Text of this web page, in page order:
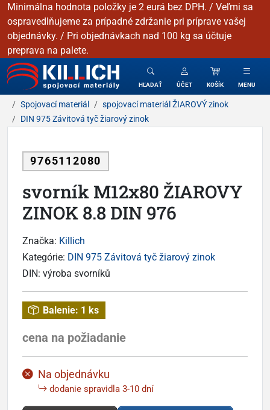
Minimálna hodnota položky je 2 eurá bez DPH. / Veľmi sa
ospravedlňujeme za prípadné zdržanie pri príprave vašej
objednávky. / Pri objednávkach nad 100 kg sa účtuje
preprava na palete.
KILLICH - Spojovacie materiály
HĽADAŤ ÚČET KOŠÍK MENU
Spojovací materiál
spojovací materiál ŽIAROVÝ zinok
DIN 975 Závitová tyč žiarový zinok
9765112080
svorník M12x80 ŽIAROVY
ZINOK 8.8 DIN 976
Značka: Killich
Kategórie: DIN 975 Závitová tyč žiarový zinok
DIN: výroba svorníků
Balenie: 1 ks
cena na požiadanie
Na objednávku
dodanie spravidla 3-10 dní